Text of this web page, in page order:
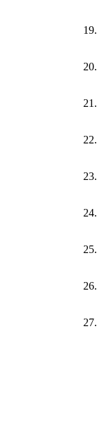
19.
20.
21.
22.
23.
24.
25.
26.
27.